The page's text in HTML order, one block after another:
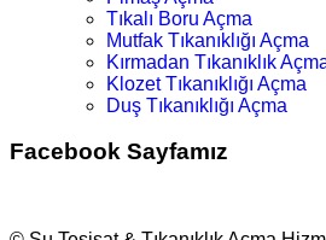
Tıkalı Boru Açma
Mutfak Tıkanıklığı Açma
Kırmadan Tıkanıklık
Klozet Tıkanıklığı Açma
Duş Tıkanıklığı Açma
Facebook Sayfamız